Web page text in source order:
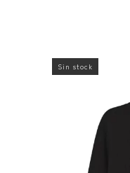
Sin stock